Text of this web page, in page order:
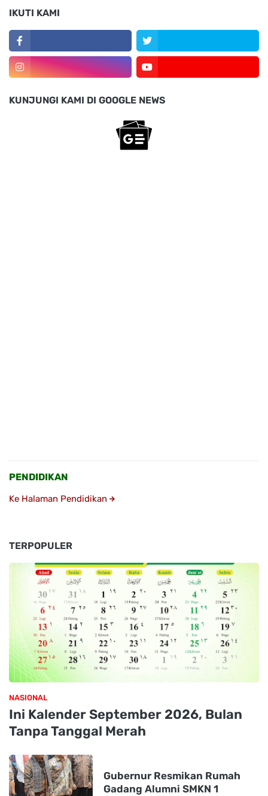
IKUTI KAMI
KUNJUNGI KAMI DI GOOGLE NEWS
PENDIDIKAN
Ke Halaman Pendidikan
TERPOPULER
NASIONAL
Ini Kalender September 2026, Bulan
Tanpa Tanggal Merah
Gubernur Resmikan Rumah
Gadang Alumni SMKN 1